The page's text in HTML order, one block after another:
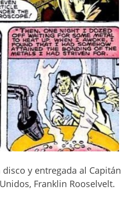
y entregada al Capitán
Franklin Rooselvelt.